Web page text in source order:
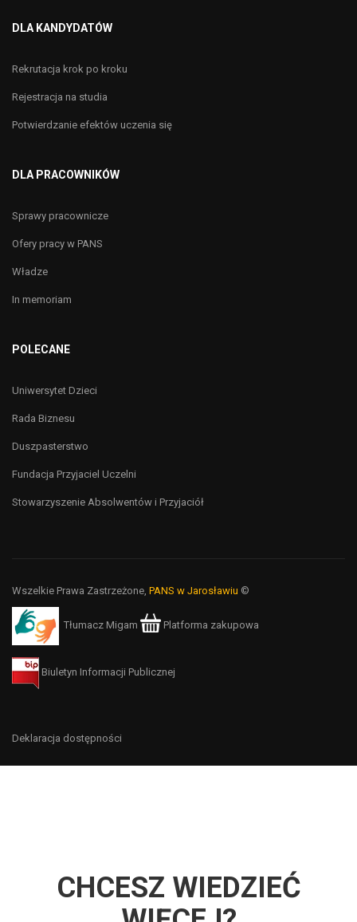
DLA KANDYDATÓW
Rekrutacja krok po kroku
Rejestracja na studia
Potwierdzanie efektów uczenia się
DLA PRACOWNIKÓW
Sprawy pracownicze
Ofery pracy w PANS
Władze
In memoriam
POLECANE
Uniwersytet Dzieci
Rada Biznesu
Duszpasterstwo
Fundacja Przyjaciel Uczelni
Stowarzyszenie Absolwentów i Przyjaciół
Wszelkie Prawa Zastrzeżone, PANS w Jarosławiu ©
Tłumacz Migam Platforma zakupowa
Biuletyn Informacji Publicznej
Deklaracja dostępności
CHCESZ WIEDZIEĆ